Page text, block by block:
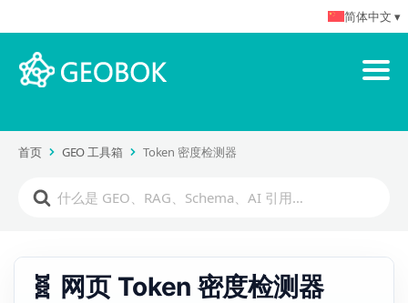
首页 GEO 工具箱 Token 密度检测器
🧬 网页 Token 密度检测器
简体中文 ▾